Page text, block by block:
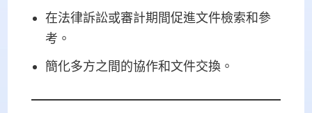
在法律訴訟或審計期間促進文件檢索和參
考。
簡化多方之間的協作和文件交換。